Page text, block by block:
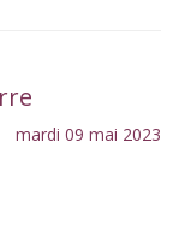
mardi 09 mai 2023